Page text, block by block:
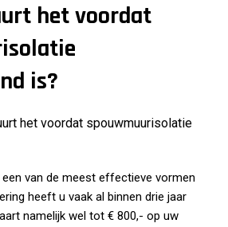
het voordat
is?
het voordat spouwmuurisolatie
van de meest effectieve vormen
heeft u vaak al binnen drie jaar
namelijk wel tot € 800,- op uw